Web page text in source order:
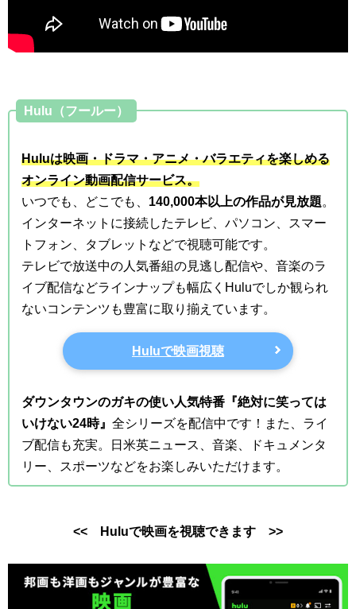
Hulu（フールー）
Huluは映画・ドラマ・アニメ・バラエティを楽しめる
オンライン動画配信サービス。
いつでも、どこでも、 140,000本以上の作品が見放題。
インターネットに接続したテレビ、パソコン、スマー
トフォン、タブレットなどで視聴可能です。
テレビで放送中の人気番組の見逃し配信や、音楽のラ
イブ配信などラインナップも幅広くHuluでしか観られ
ないコンテンツも豊富に取り揃えています。
Huluで映画視聴
ダウンタウンのガキの使い人気特番『絶対に笑っては
いけない24時』 全シリーズを配信中です！また、ライ
ブ配信も充実。日米英ニュース、音楽、ドキュメンタ
リー、スポーツなどをお楽しみいただけます。
<< Huluで映画を視聴できます >>